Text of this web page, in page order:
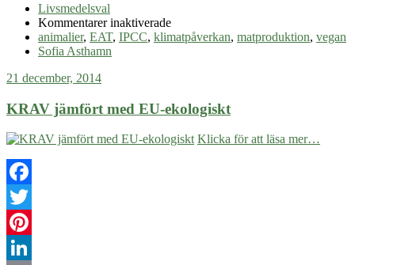
Livsmedelsval
Kommentarer inaktiveradeför
Växtbaserad
animalier, EAT, IPCC, klimatpåverkan, matproduktion, vegan
Sofia Asthamn
21 december, 2014
KRAV jämfört med EU-ekologiskt
Klicka för att läsa mer…
Facebook
Twitter
Pinterest